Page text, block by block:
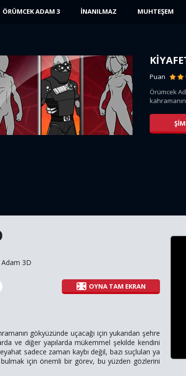
ÖRÜMCEK ADAM 3 İNANILMAZ MUHTEŞEM
Puan
Örümcek
3D
OYNA TAM EKRAN
gökyüzünde uçacağı için yukarıdan şehre
ve diğer yapılarda mükemmel şekilde kendini
sadece zaman kaybı değil, bazı suçluları ya
bulmak için önemli bir görev, bu yüzden gözlerini